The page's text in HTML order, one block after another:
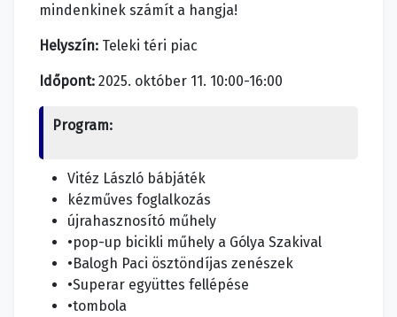
mindenkinek számít a hangja!
Helyszín: Teleki téri piac
Időpont: 2025. október 11. 10:00-16:00
Program:
Vitéz László bábjáték
kézműves foglalkozás
újrahasznosító műhely
•pop-up bicikli műhely a Gólya Szakival
•Balogh Paci ösztöndíjas zenészek
•Superar együttes fellépése
•tombola